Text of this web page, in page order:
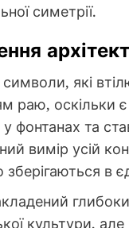
симетрії.
які
оскільки є
фонтанах та
вимір усій
зберігаються в
культури, але